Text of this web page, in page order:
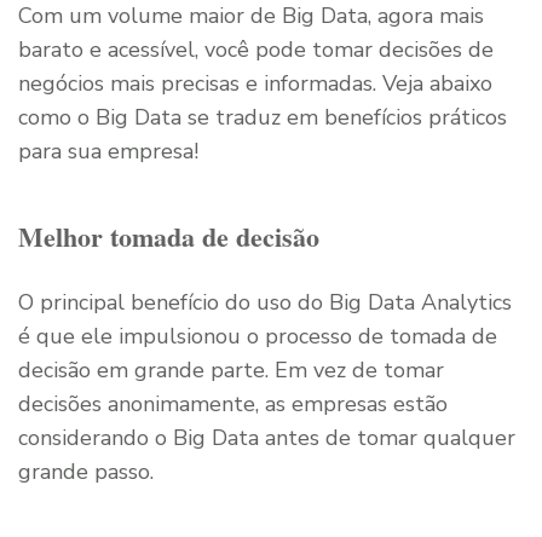
Com um volume maior de Big Data, agora mais
barato e acessível, você pode tomar decisões de
negócios mais precisas e informadas. Veja abaixo
como o Big Data se traduz em benefícios práticos
para sua empresa!
Melhor tomada de decisão
O principal benefício do uso do Big Data Analytics
é que ele impulsionou o processo de tomada de
decisão em grande parte. Em vez de tomar
decisões anonimamente, as empresas estão
considerando o Big Data antes de tomar qualquer
grande passo.